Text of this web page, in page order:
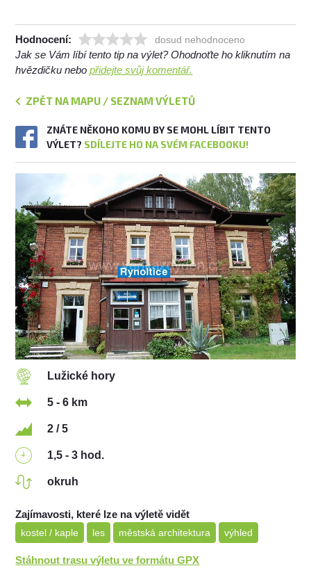
Hodnocení: dosud nehodnoceno
Jak se Vám líbí tento tip na výlet? Ohodnoťte ho kliknutím na
hvězdičku nebopřidejte svůj komentář.
ZPĚT NA MAPU / SEZNAM VÝLETŮ
ZNÁTE NĚKOHO KOMU BY SE MOHL LÍBIT TENTO
VÝLET? SDÍLEJTE HO NA SVÉM FACEBOOKU!
Lužické hory
5 - 6 km
2 / 5
1,5 - 3 hod.
okruh
Zajímavosti, které lze na výletě vidět
kostel / kaple les městská architektura výhled
Stáhnout trasu výletu ve formátu GPX